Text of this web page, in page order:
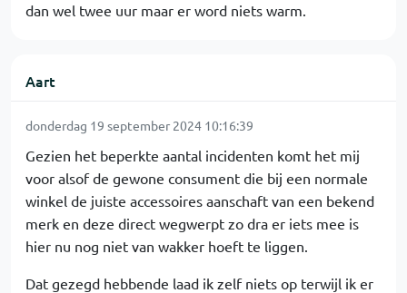
dan wel twee uur maar er word niets warm.
Aart
donderdag 19 september 2024 10:16:39
Gezien het beperkte aantal incidenten komt het mij
voor alsof de gewone consument die bij een normale
winkel de juiste accessoires aanschaft van een bekend
merk en deze direct wegwerpt zo dra er iets mee is
hier nu nog niet van wakker hoeft te liggen.
Dat gezegd hebbende laad ik zelf niets op terwijl ik er